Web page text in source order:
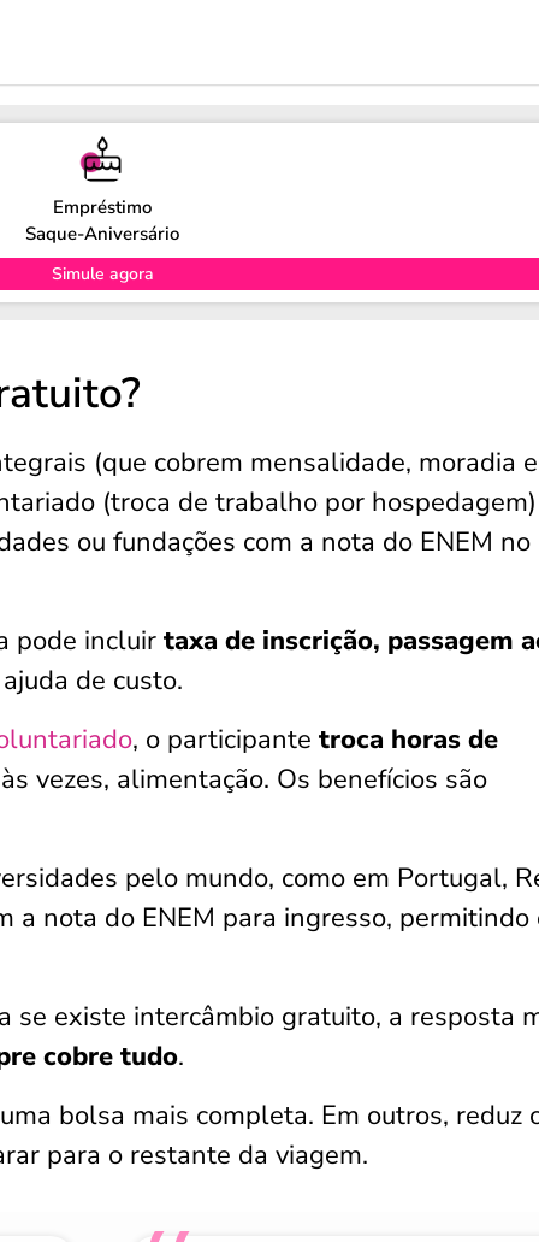
Empréstimo
Saque-Aniversário
Simule agora
(que cobrem mensalidade, moradia e
(troca de trabalho por
ou fundações com a nota do ENEM no
pode incluir taxa de inscrição, passagem
de custo.
, o participante troca horas de
vezes, alimentação. Os benefícios são
pelo mundo, como em Portugal,
a nota do ENEM para ingresso, permitindo
se existe intercâmbio gratuito, a resposta
cobre tudo.
bolsa mais completa. Em outros, reduz
para o restante da viagem.